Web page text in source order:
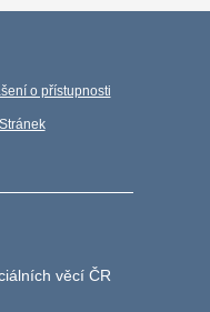
o přístupnosti
věcí ČR